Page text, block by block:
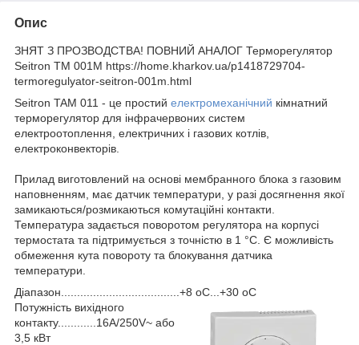
Опис
ЗНЯТ З ПРОЗВОДСТВА! ПОВНИЙ АНАЛОГ Терморегулятор
Seitron TM 001M https://home.kharkov.ua/p1418729704-
termoregulyator-seitron-001m.html
Seitron TAM 011 - це простий електромеханічний кімнатний
терморегулятор для інфрачервоних систем
електроотоплення, електричних і газових котлів,
електроконвекторів.
Прилад виготовлений на основі мембранного блока з газовим
наповненням, має датчик температури, у разі досягнення якої
замикаються/розмикаються комутаційні контакти.
Температура задається поворотом регулятора на корпусі
термостата та підтримується з точністю в 1 °C. Є можливість
обмеження кута повороту та блокування датчика
температури.
Діапазон.....................................+8 oС...+30 oС
Потужність вихідного
контакту............16A/250V~ або
3,5 кВт